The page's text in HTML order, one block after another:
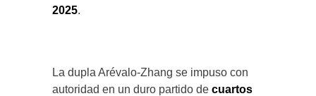
2025.
La dupla Arévalo-Zhang se impuso con
autoridad en un duro partido de cuartos